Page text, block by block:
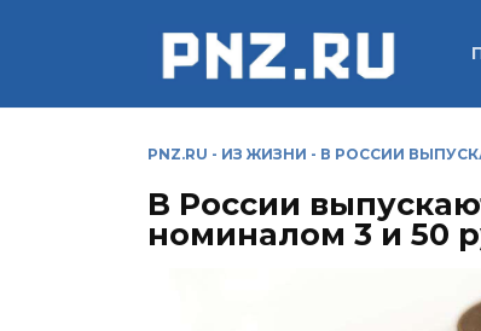
PNZ.RU - ИЗ ЖИЗНИ - В РОССИИ
В России
номиналом 3 и 50